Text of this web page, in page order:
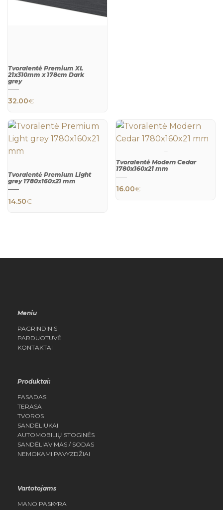
Tvoralentė Premium XL
21x310mm x 178cm Dark
grey
32.00€
Tvoralentė Premium Light
grey 1780x160x21 mm
14.50€
Tvoralentė Modern Cedar
1780x160x21 mm
16.00€
Meniu
PAGRINDINIS
PARDUOTUVĖ
KONTAKTAI
Produktai:
FASADAS
TERASA
TVOROS
SANDĖLIUKAI
AUTOMOBILIŲ STOGINĖS
SANDĖLIAVIMAS / SODAS
NEMOKAMI PAVYZDŽIAI
Vartotojams
MANO PASKYRA